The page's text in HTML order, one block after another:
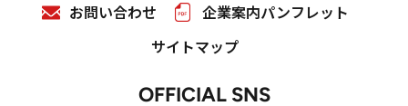
お問い合わせ
企業案内パンフレット
サイトマップ
OFFICIAL SNS